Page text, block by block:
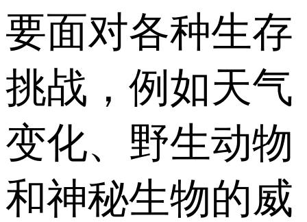
要面对各种生存
挑战，例如天气
变化、野生动物
和神秘生物的威